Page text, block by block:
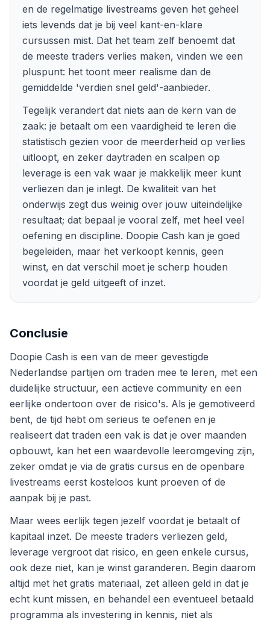
en de regelmatige livestreams geven het geheel
iets levends dat je bij veel kant-en-klare
cursussen mist. Dat het team zelf benoemt dat
de meeste traders verlies maken, vinden we een
pluspunt: het toont meer realisme dan de
gemiddelde 'verdien snel geld'-aanbieder.
Tegelijk verandert dat niets aan de kern van de
zaak: je betaalt om een vaardigheid te leren die
statistisch gezien voor de meerderheid op verlies
uitloopt, en zeker daytraden en scalpen op
leverage is een vak waar je makkelijk meer kunt
verliezen dan je inlegt. De kwaliteit van het
onderwijs zegt dus weinig over jouw uiteindelijke
resultaat; dat bepaal je vooral zelf, met heel veel
oefening en discipline. Doopie Cash kan je goed
begeleiden, maar het verkoopt kennis, geen
winst, en dat verschil moet je scherp houden
voordat je geld uitgeeft of inzet.
Conclusie
Doopie Cash is een van de meer gevestigde
Nederlandse partijen om traden mee te leren, met een
duidelijke structuur, een actieve community en een
eerlijke ondertoon over de risico's. Als je gemotiveerd
bent, de tijd hebt om serieus te oefenen en je
realiseert dat traden een vak is dat je over maanden
opbouwt, kan het een waardevolle leeromgeving zijn,
zeker omdat je via de gratis cursus en de openbare
livestreams eerst kosteloos kunt proeven of de
aanpak bij je past.
Maar wees eerlijk tegen jezelf voordat je betaalt of
kapitaal inzet. De meeste traders verliezen geld,
leverage vergroot dat risico, en geen enkele cursus,
ook deze niet, kan je winst garanderen. Begin daarom
altijd met het gratis materiaal, zet alleen geld in dat je
echt kunt missen, en behandel een eventueel betaald
programma als investering in kennis, niet als